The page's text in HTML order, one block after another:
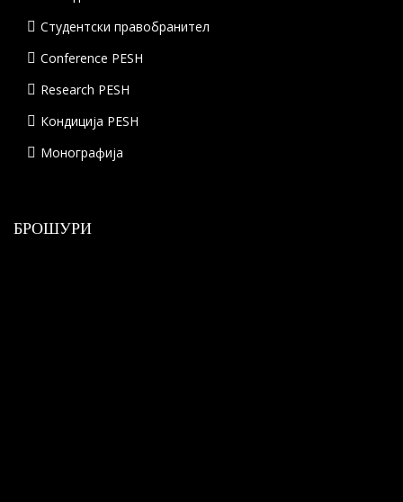
Студентски правобранител
Conference PESH
Research PESH
Кондиција PESH
Монографија
БРОШУРИ